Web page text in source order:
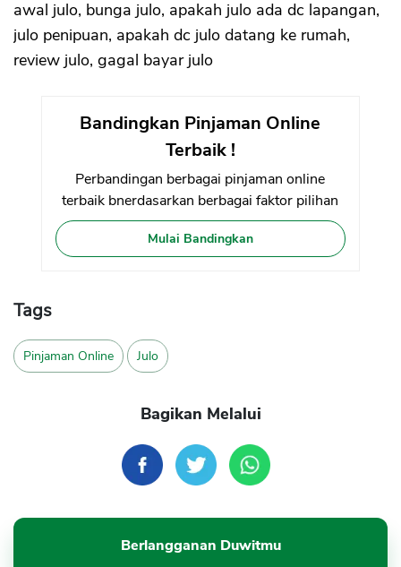
awal julo, bunga julo, apakah julo ada dc lapangan,
julo penipuan, apakah dc julo datang ke rumah,
review julo, gagal bayar julo
Bandingkan Pinjaman Online
Terbaik !
Perbandingan berbagai pinjaman online
terbaik bnerdasarkan berbagai faktor pilihan
Mulai Bandingkan
Tags
Pinjaman Online Julo
Bagikan Melalui
Berlangganan Duwitmu